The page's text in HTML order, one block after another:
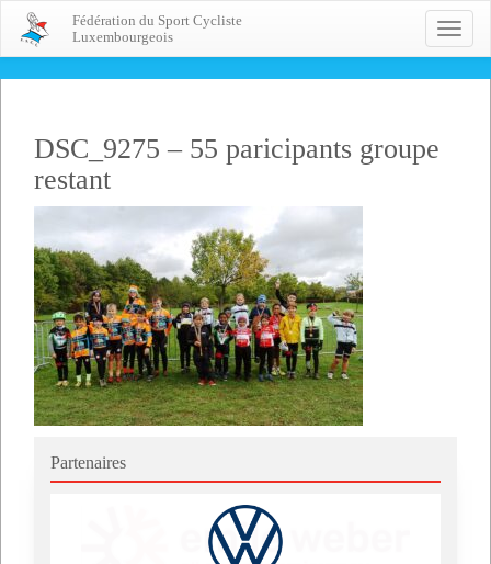
Toggle
Fédération du Sport Cycliste
Luxembourgeois
DSC_9275 – 55 paricipants groupe
restant
Partenaires